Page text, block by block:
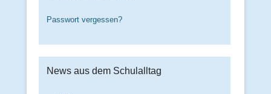
Passwort vergessen?
News aus dem Schulalltag